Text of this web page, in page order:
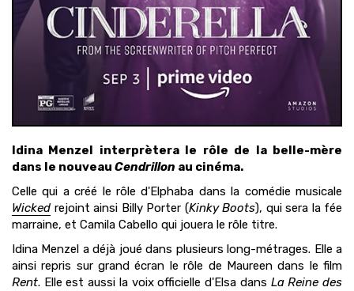
Idina Menzel interprètera le rôle de la belle-mère
dans le nouveau Cendrillon au cinéma.
Celle qui a créé le rôle d'Elphaba dans la comédie musicale
Wicked rejoint ainsi Billy Porter (Kinky Boots), qui sera la fée
marraine, et Camila Cabello qui jouera le rôle titre.
Idina Menzel a déjà joué dans plusieurs long-métrages. Elle a
ainsi repris sur grand écran le rôle de Maureen dans le film
Rent. Elle est aussi la voix officielle d'Elsa dans La Reine des